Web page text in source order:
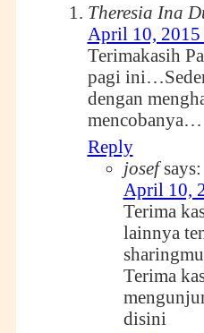
Theresia Ina
April 10, 2015
Terimakasih
pagi
dengan
mencobanya…
Reply
josef says:
April 10,
Terima
lainnya
Terima
disini